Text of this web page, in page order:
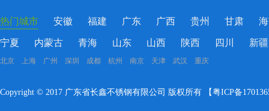
热门城市 安徽 福建 广东 广西 贵州 甘肃
宁夏 内蒙古 青海 山东 山西 陕西 四川 新疆
北京 上海 广州 深圳 成都 杭州 南京 天津 武汉 重庆
Copyright © 2017 广东省长鑫不锈钢有限公司 版权所有 【粤ICP备